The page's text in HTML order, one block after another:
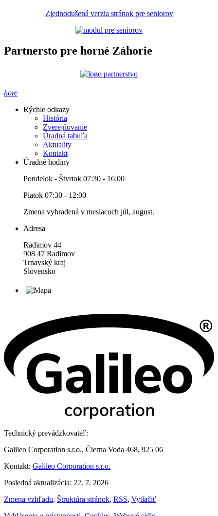
Zjednodušená verzia stránok pre seniorov
Partnersto pre horné Záhorie
hore
Rýchle odkazy
História
Zverejňovanie
Úradná tabuľa
Aktuality
Kontakt
Úradné hodiny
Pondelok - Štvrtok 07:30 - 16:00
Piatok 07:30 - 12:00
Zmena vyhradená v mesiacoch júl, august.
Adresa
Radimov 44
908 47 Radimov
Trnavský kraj
Slovensko
Technický prevádzkovateľ:
Galileo Corporation s.r.o., Čierna Voda 468, 925 06
Kontakt: Galileo Corporation s.r.o.
Posledná aktualizácia: 22. 7. 2026
Zmena vzhľadu, Štruktúra stránok, RSS, Vytlačiť